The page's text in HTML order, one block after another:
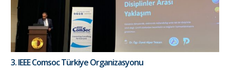
3. IEEE Comsoc Türkiye Organizasyonu